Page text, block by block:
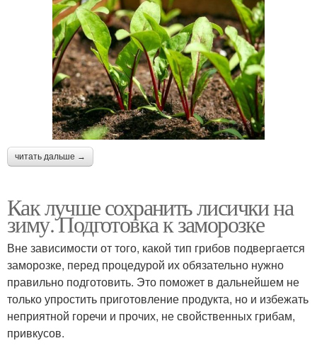
читать дальше →
Как лучше сохранить лисички на
зиму. Подготовка к заморозке
Вне зависимости от того, какой тип грибов подвергается
заморозке, перед процедурой их обязательно нужно
правильно подготовить. Это поможет в дальнейшем не
только упростить приготовление продукта, но и избежать
неприятной горечи и прочих, не свойственных грибам,
привкусов.